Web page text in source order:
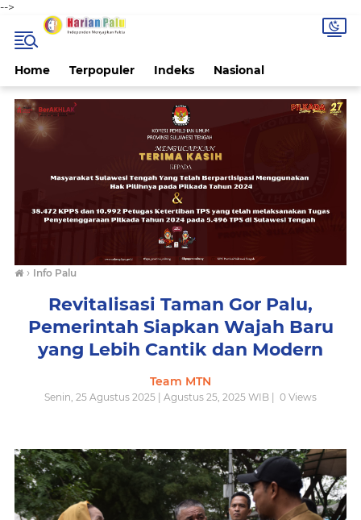
-->
Home Terpopuler Indeks Nasional
› Info Palu
Revitalisasi Taman Gor Palu,
Pemerintah Siapkan Wajah Baru
yang Lebih Cantik dan Modern
Team MTN
Senin, 25 Agustus 2025 | Agustus 25, 2025 WIB | 0 Views